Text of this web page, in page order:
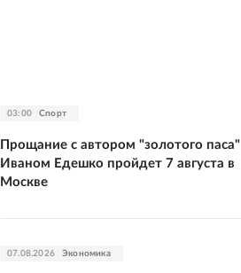
03:00 Спорт
Прощание с автором "золотого паса"
Иваном Едешко пройдет 7 августа в
Москве
07.08.2026 Экономика